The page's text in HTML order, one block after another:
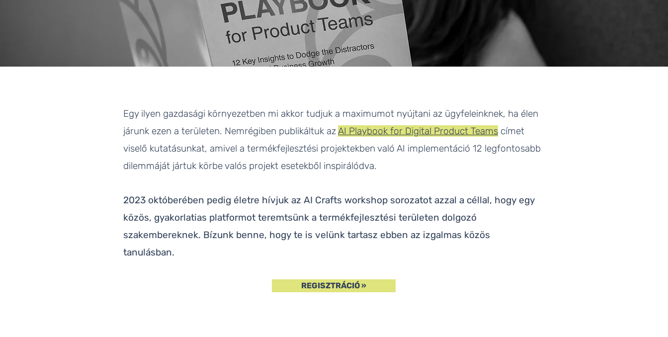
Egy ilyen gazdasági környezetben mi akkor tudjuk a maximumot nyújtani az ügyfeleinknek, ha élen
járunk ezen a területen. Nemrégiben publikáltuk azAI Playbook for Digital Product Teams címet
viselő kutatásunkat, amivel a termékfejlesztési projektekben való AI implementáció 12 legfontosabb
dilemmáját jártuk körbe valós projekt esetekből inspirálódva.
2023 októberében pedig életre hívjuk az AI Crafts workshop sorozatot azzal a céllal, hogy egy
közös, gyakorlatias platformot teremtsünk a termékfejlesztési területen dolgozó
szakembereknek. Bízunk benne, hogy te is velünk tartasz ebben az izgalmas közös
tanulásban.
REGISZTRÁCIÓ »